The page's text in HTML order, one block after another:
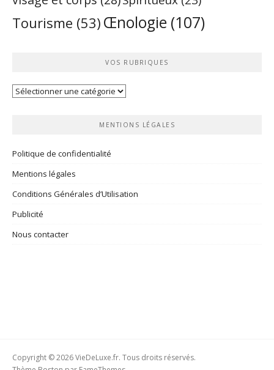
Tourisme (53) Œnologie (107)
VOS RUBRIQUES
Vos
MENTIONS LÉGALES
Politique de confidentialité
Mentions légales
Conditions Générales d’Utilisation
Publicité
Nous contacter
Copyright © 2026 VieDeLuxe.fr. Tous droits réservés.